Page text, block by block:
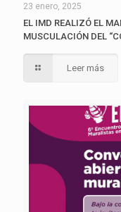
23 enero, 2025
EL IMD REALIZÓ EL
MUSCULACIÓN DEL
Leer más